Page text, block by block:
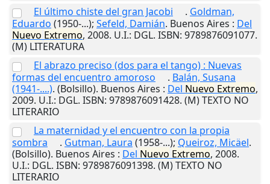
El último chiste del gran Jacobi
. Goldman,
Eduardo (1950-...); Sefeld, Damián. Buenos Aires : Del
Nuevo Extremo, 2008. U.I.: DGL. ISBN: 9789876091077.
(M) LITERATURA
El abrazo preciso (dos para el tango) : Nuevas
formas del encuentro amoroso
. Balán, Susana
(1941-....). (Bolsillo). Buenos Aires : Del Nuevo Extremo,
2009. U.I.: DGL. ISBN: 9789876091428. (M) TEXTO NO
LITERARIO
La maternidad y el encuentro con la propia
sombra
. Gutman, Laura (1958-...); Queiroz, Micäel.
(Bolsillo). Buenos Aires : Del Nuevo Extremo, 2008.
U.I.: DGL. ISBN: 9789876091398. (M) TEXTO NO
LITERARIO